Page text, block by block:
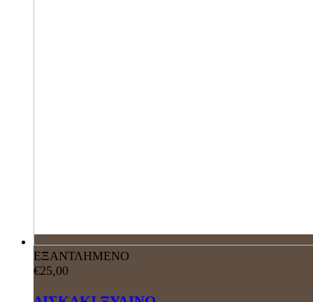
ΕΞΑΝΤΛΗΜΕΝΟ
€25,00